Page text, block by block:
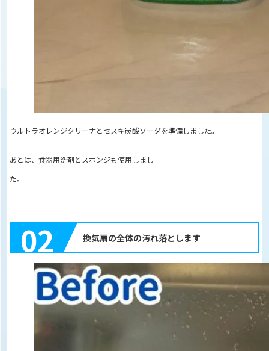
ウルトラオレンジクリーナとセスキ炭酸ソーダを準備しました。
あとは、食器用洗剤とスポンジも使用しまし
02 換気扇の全体の汚れ落とします